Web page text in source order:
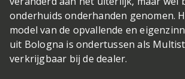
onderhuids onderhanden genomen.
model van de opvallende en
uit Bologna is ondertussen als
verkrijgbaar bij de dealer.